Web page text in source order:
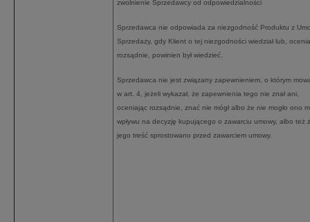
zwolnienie Sprzedawcy od odpowiedzialności
Sprzedawca nie odpowiada za niezgodność Produktu z
Sprzedaży, gdy Klient o tej niezgodności wiedział lub,
rozsądnie, powinien był wiedzieć.
Sprzedawca nie jest związany zapewnieniem, o którym
w art. 4, jeżeli wykazał, że zapewnienia tego nie znał ani,
oceniając rozsądnie, znać nie mógł albo że nie mogło ono
wpływu na decyzję kupującego o zawarciu umowy, albo też
jego treść sprostowano przed zawarciem umowy.